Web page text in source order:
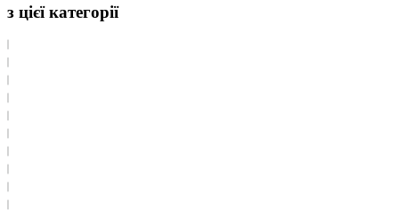
з цієї категорії